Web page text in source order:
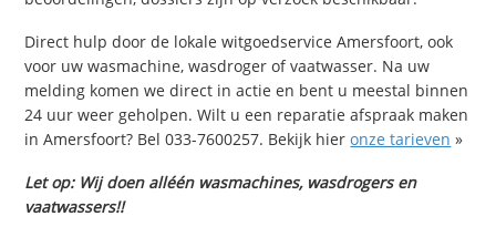
Direct hulp door de lokale witgoedservice Amersfoort, ook
voor uw wasmachine, wasdroger of vaatwasser. Na uw
melding komen we direct in actie en bent u meestal binnen
24 uur weer geholpen. Wilt u een reparatie afspraak maken
in Amersfoort? Bel 033-7600257. Bekijk hieronze tarieven »
Let op: Wij doen alléén wasmachines, wasdrogers en
vaatwassers!!